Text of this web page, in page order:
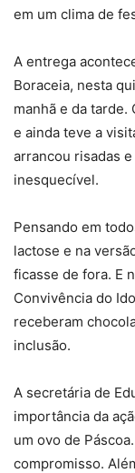
em um clima de
A entrega
Boraceia, nesta
manhã e da tarde.
e ainda teve a
arrancou risadas
inesquecível.
Pensando em
lactose e na
ficasse de fora. E
Convivência do
receberam
inclusão.
A secretária de
importância da
um ovo de
compromisso.